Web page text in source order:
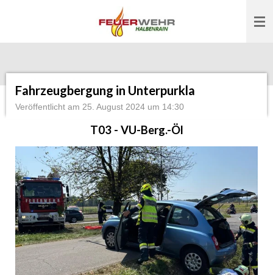
Fahrzeugbergung in Unterpurkla
Veröffentlicht am 25. August 2024 um 14:30
T03 - VU-Berg.-Öl